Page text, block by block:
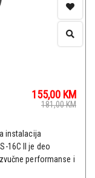
155,00 KM
181,00KM
instalacija
16C II je deo
performanse i